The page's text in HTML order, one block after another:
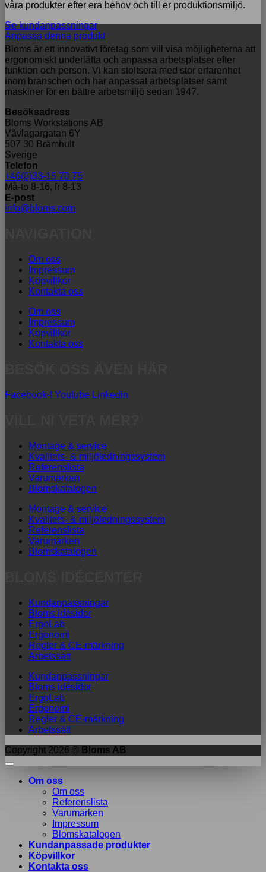
våra produkter efter era behov och till er produktionsmiljö.
Se kundanpassningar
Anpassa denna produkt
Bloms är ett innovativt företag som vill visa möjligheterna att
ergonomiskt underlätta och anpassa arbetsplatser efter
funktion och person. Vi kan stoltsera med stor erfarenhet
inom branschen och har anpassat arbetsplatser samt
maskiner för en bättre arbetsmiljö sedan 1947.
Besöksadress
Bloms Workstations AB
Vävlagargatan 6Y
507 30 Brämhult
Sverige
Telefon
+46(0)33-15 70 75
Må-to 8-16, fr 8-13
E-post
info@bloms.com
Om oss
Impressum
Köpvillkor
Kontakta oss
Om oss
Impressum
Köpvillkor
Kontakta oss
Facebook-f Youtube Linkedin
Montage & service
Kvalitets- & miljöledningssystem
Referenslista
Varumärken
Blomskatalogen
Montage & service
Kvalitets- & miljöledningssystem
Referenslista
Varumärken
Blomskatalogen
Kundanpassningar
Bloms idésidor
ErgoLab
Ergonomi
Regler & CE-märkning
Arbetssätt
Kundanpassningar
Bloms idésidor
ErgoLab
Ergonomi
Regler & CE-märkning
Arbetssätt
Copyright 2026 © Bloms AB
Om oss
Om oss
Referenslista
Varumärken
Impressum
Blomskatalogen
Kundanpassade produkter
Köpvillkor
Kontakta oss